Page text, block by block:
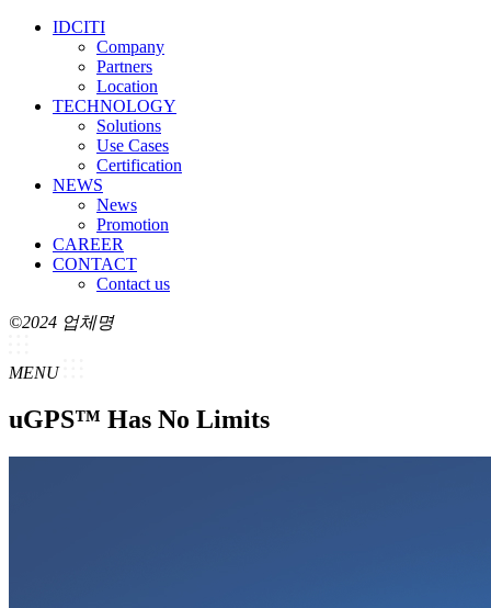
IDCITI
Company
Partners
Location
TECHNOLOGY
Solutions
Use Cases
Certification
NEWS
News
Promotion
CAREER
CONTACT
Contact us
©2024 업체명
MENU
uGPS™ Has No Limits